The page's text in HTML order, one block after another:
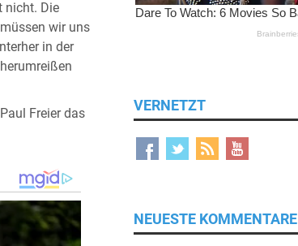
nicht. Die
wir uns
in der
Freier das
VERNETZT
NEUESTE KOMMENTARE